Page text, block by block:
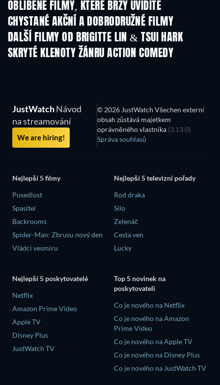
OBLÍBENÉ FILMY, KTERÉ BRZY UVIDÍTE
CHYSTANÉ AKČNÍ A DOBRODRUŽNÉ FILMY
DALŠÍ FILMY OD BRIGITTE LIN & TSUI HARK
SKRYTÉ KLENOTY ŽÁNRU ACTION COMEDY
JustWatchNávod
na streamování
We are hiring!
© 2026 JustWatch Všechen externí
obsah zůstává majetkem
oprávněného vlastníka (3.13.0)
Správa souhlasů
Nejlepší 5 filmy
Posedlost
Spasitel
Backrooms
Spider-Man: Zbrusu nový den
Vládci vesmíru
Nejlepší 5 televizní pořady
Rod draka
Silo
Zelenáč
Cesta ven
Lucky
Nejlepší 5 poskytovatelé
Netflix
Amazon Prime Video
Apple TV
Disney Plus
JustWatch TV
Top 5 novinek na
poskytovateli
Co je nového na Netflix
Co je nového na Amazon
Prime Video
Co je nového na Apple TV
Co je nového na Disney Plus
Co je nového na JustWatch TV